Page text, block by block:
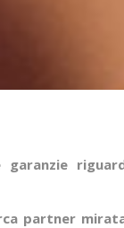
partner